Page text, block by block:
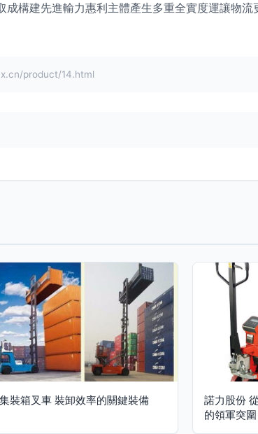
構建先進輸力惠利主體產生多重全實度運讓物
product/14.html
集裝箱叉車 裝卸效率的關鍵裝備
諾力股份
的領軍突圍